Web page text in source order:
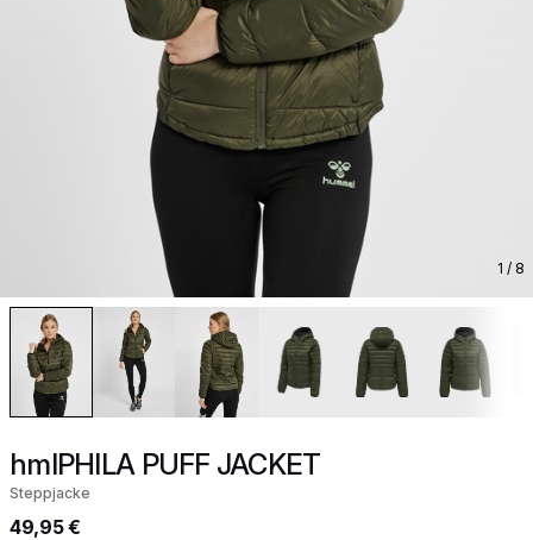
1 / 8
hmlPHILA PUFF JACKET
Steppjacke
49,95 €